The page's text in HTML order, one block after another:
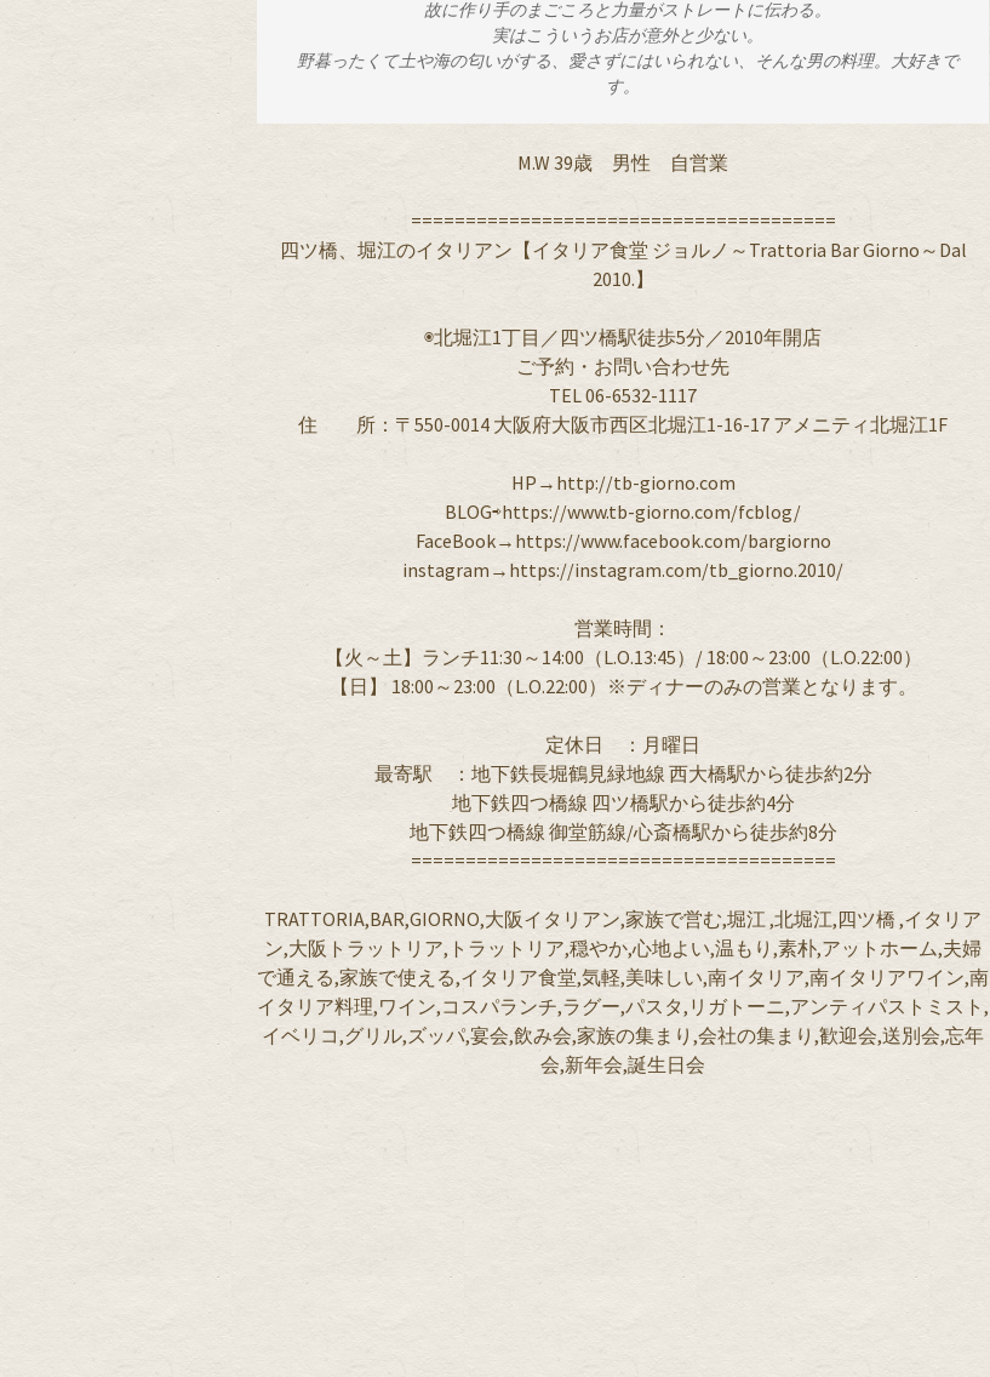
故に作り手のまごころと力量がストレートに伝わる。
実はこういうお店が意外と少ない。
す。
M.W 39歳 男性 自営業
=======================================
四ツ橋、堀江のイタリアン【イタリア食堂 ジョルノ～Trattoria Bar Giorno～Dal
2010.】
◉北堀江1丁目／四ツ橋駅徒歩5分／2010年開店
ご予約・お問い合わせ先
TEL 06-6532-1117
住 所：〒550-0014 大阪府大阪市西区北堀江1-16-17 アメニティ北堀江1F
HP→http://tb-giorno.com
BLOG⇨https://www.tb-giorno.com/fcblog/
FaceBook→https://www.facebook.com/bargiorno
instagram→https://instagram.com/tb_giorno.2010/
営業時間：
【火～土】ランチ11:30～14:00（L.O.13:45）/ 18:00～23:00（L.O.22:00）
【日】 18:00～23:00（L.O.22:00）※ディナーのみの営業となります。
定休日 ：月曜日
最寄駅 ：地下鉄長堀鶴見緑地線 西大橋駅から徒歩約2分
地下鉄四つ橋線 四ツ橋駅から徒歩約4分
地下鉄四つ橋線 御堂筋線/心斎橋駅から徒歩約8分
=======================================
TRATTORIA,BAR,GIORNO,大阪イタリアン,家族で営む,堀江 ,北堀江,四ツ橋 ,イタリア
ン,大阪トラットリア,トラットリア,穏やか,心地よい,温もり,素朴,アットホーム,夫婦
で通える,家族で使える,イタリア食堂,気軽,美味しい,南イタリア,南イタリアワイン,南
イタリア料理,ワイン,コスパランチ,ラグー,パスタ,リガトーニ,アンティパストミスト,
イベリコ,グリル,ズッパ,宴会,飲み会,家族の集まり,会社の集まり,歓迎会,送別会,忘年
会,新年会,誕生日会